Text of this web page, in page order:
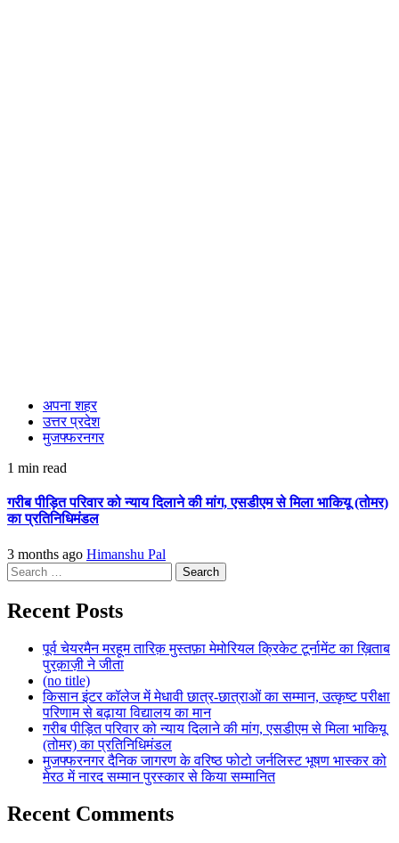
अपना शहर
उत्तर प्रदेश
मुजफ्फरनगर
1 min read
गरीब पीड़ित परिवार को न्याय दिलाने की मांग, एसडीएम से मिला भाकियू (तोमर)
का प्रतिनिधिमंडल
3 months ago Himanshu Pal
Search
for:
Recent Posts
पूर्व चेयरमैन मरहूम तारिक़ मुस्तफ़ा मेमोरियल क्रिकेट टूर्नामेंट का ख़िताब
पुरक़ाज़ी ने जीता
(no title)
किसान इंटर कॉलेज में मेधावी छात्र-छात्राओं का सम्मान, उत्कृष्ट परीक्षा
परिणाम से बढ़ाया विद्यालय का मान
गरीब पीड़ित परिवार को न्याय दिलाने की मांग, एसडीएम से मिला भाकियू
(तोमर) का प्रतिनिधिमंडल
मुजफ्फरनगर दैनिक जागरण के वरिष्ठ फोटो जर्नलिस्ट भूषण भास्कर को
मेरठ में नारद सम्मान पुरस्कार से किया सम्मानित
Recent Comments